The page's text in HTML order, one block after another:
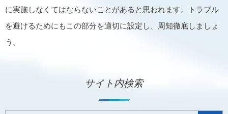
に実施しなくてはならないことがあると思われます。トラブル
を避けるためにもこの部分を適切に設定し、周知徹底しましょ
う。
サイト内検索